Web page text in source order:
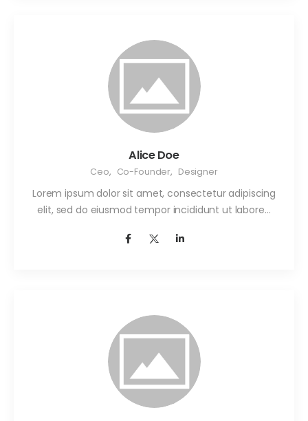
Alice Doe
Ceo, Co-Founder, Designer
Lorem ipsum dolor sit amet, consectetur adipiscing
elit, sed do eiusmod tempor incididunt ut labore…